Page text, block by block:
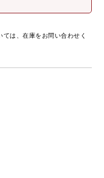
は、在庫をお問い合わせく